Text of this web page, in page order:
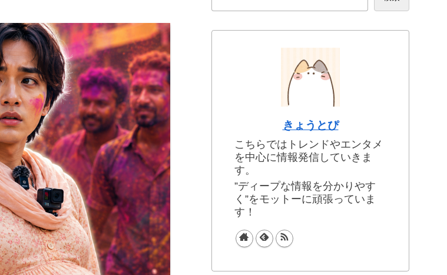
きょうとぴ
こちらではトレンドやエンタメ
を中心に情報発信していきま
す。
”ディープな情報を分かりやす
く”をモットーに頑張っていま
す！